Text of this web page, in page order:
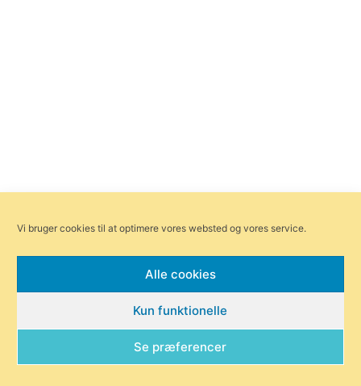
Vi bruger cookies til at optimere vores websted og vores service.
Alle cookies
Kun funktionelle
Se præferencer